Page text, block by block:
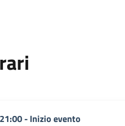
21:00 - Inizio evento